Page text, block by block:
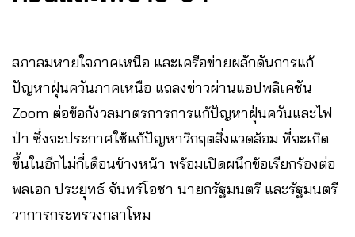
สภาลมหายใจภาคเหนือ และเครือข่ายผลักดันการแก้
ปัญหาฝุ่นควันภาคเหนือ แถลงข่าวผ่านแอปพลิเคชัน
Zoom ต่อข้อกังวลมาตรการการแก้ปัญหาฝุ่นควันและไฟ
ป่า ซึ่งจะประกาศใช้แก้ปัญหาวิกฤตสิ่งแวดล้อม ที่จะเกิด
ขึ้นในอีกไม่กี่เดือนข้างหน้า พร้อมเปิดผนึกข้อเรียกร้องต่อ
พลเอก ประยุทธ์ จันทร์โอชา นายกรัฐมนตรี และรัฐมนตรี
วาการกระทรวงกลาโหม